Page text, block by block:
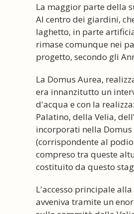
La maggior parte della
Al centro dei giardini,
laghetto, in parte
rimase comunque nei
progetto, secondo gli
La Domus Aurea,
era innanzitutto un
d'acqua e con la
Palatino, della Velia,
incorporati nella Domus
(corrispondente al
compreso tra queste
costituito da questo
L'accesso principale
avveniva tramite un